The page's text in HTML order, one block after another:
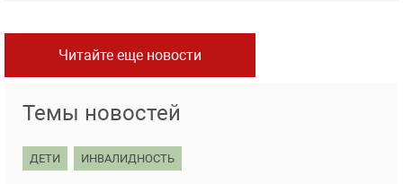
Читайте еще новости
Темы новостей
ДЕТИ ИНВАЛИДНОСТЬ